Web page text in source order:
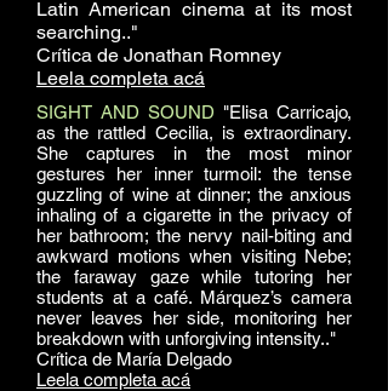
Latin American cinema at its most
searching.."
Crítica de Jonathan Romney
Leela completa acá
SIGHT AND SOUND "Elisa Carricajo,
as the rattled Cecilia, is extraordinary.
She captures in the most minor
gestures her inner turmoil: the tense
guzzling of wine at dinner; the anxious
inhaling of a cigarette in the privacy of
her bathroom; the nervy nail-biting and
awkward motions when visiting Nebe;
the faraway gaze while tutoring her
students at a café. Márquez’s camera
never leaves her side, monitoring her
breakdown with unforgiving intensity.."
Crítica de María Delgado
Leela completa acá